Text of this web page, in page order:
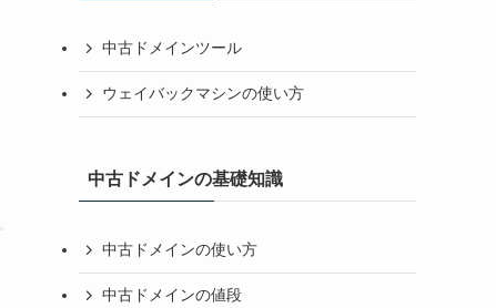
中古ドメインツール
ウェイバックマシンの使い方
中古ドメインの基礎知識
中古ドメインの使い方
中古ドメインの値段